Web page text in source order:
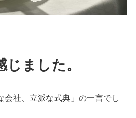
ました。
会社、立派な式典」の一言でし